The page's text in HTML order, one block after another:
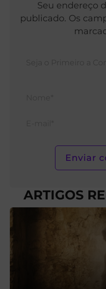
Seu endereço
publicado. Os
ARTIGOS